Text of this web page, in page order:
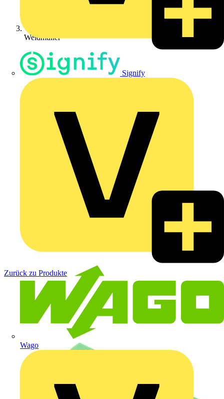
Signify
Wago
Weidmüller
Zurück zu Produkte